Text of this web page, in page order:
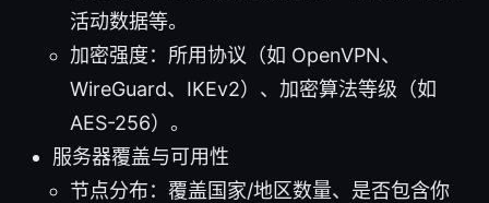
活动数据等。
加密强度：所用协议（如 OpenVPN、
WireGuard、IKEv2）、加密算法等级（如
AES-256）。
服务器覆盖与可用性
节点分布：覆盖国家/地区数量、是否包含你